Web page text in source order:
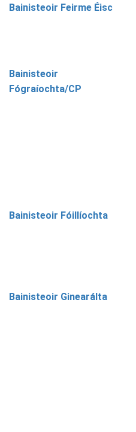
Bainisteoir Feirme Éisc
Bainisteoir
Fógraíochta/CP
Bainisteoir Fóillíochta
Bainisteoir Ginearálta